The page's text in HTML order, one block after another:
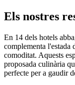
Els nostres
En 14 dels hotels
complementa l'estada
comoditat. Aquests
proposada culinària
perfecte per a gaudir